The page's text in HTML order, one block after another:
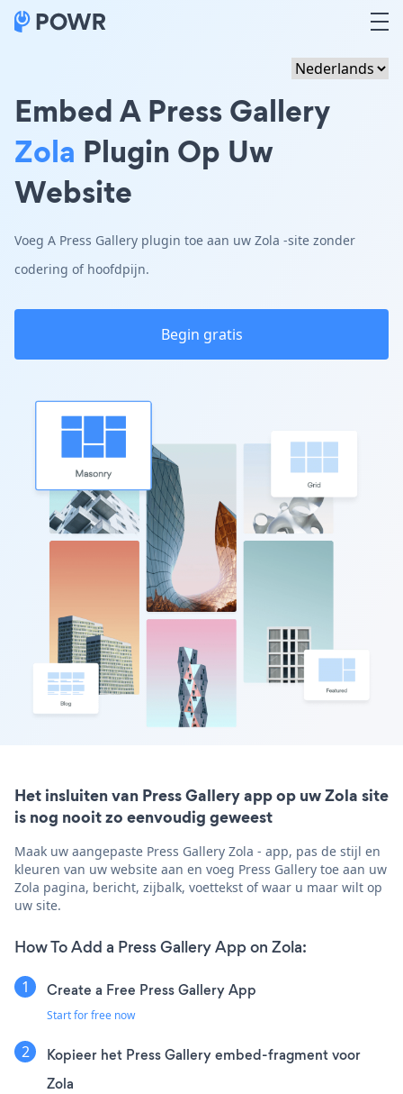
Embed A Press Gallery
Zola Plugin Op Uw
Website
Voeg A Press Gallery plugin toe aan uw Zola -site zonder
codering of hoofdpijn.
Begin gratis
Het insluiten van Press Gallery app op uw Zola site
is nog nooit zo eenvoudig geweest
Maak uw aangepaste Press Gallery Zola - app, pas de stijl en
kleuren van uw website aan en voeg Press Gallery toe aan uw
Zola pagina, bericht, zijbalk, voettekst of waar u maar wilt op
uw site.
How To Add a Press Gallery App on Zola:
Create a Free Press Gallery App
Start for free now
Kopieer het Press Gallery embed-fragment voor
Zola